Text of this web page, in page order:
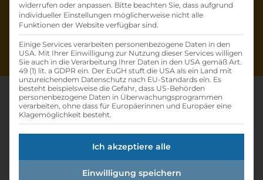
Andere Lehrstelle suchen
Lehre Einzelhandel (m/w/d)
Offene Lehrstellen» Lehre Einzelhandel
widerrufen oder anpassen. Bitte beachten Sie, dass aufgrund
individueller Einstellungen möglicherweise nicht alle
Funktionen der Website verfügbar sind.
Einige Services verarbeiten personenbezogene Daten in den
USA. Mit Ihrer Einwilligung zur Nutzung dieser Services willigen
Sie auch in die Verarbeitung Ihrer Daten in den USA gemäß Art.
49 (1) lit. a GDPR ein. Der EuGH stuft die USA als ein Land mit
unzureichendem Datenschutz nach EU-Standards ein. Es
besteht beispielsweise die Gefahr, dass US-Behörden
personenbezogene Daten in Überwachungsprogrammen
verarbeiten, ohne dass für Europäerinnen und Europäer eine
Klagemöglichkeit besteht.
Ich akzeptiere alle
Einwilligung speichern